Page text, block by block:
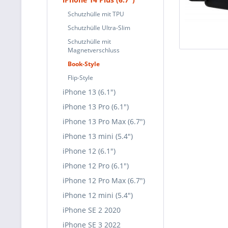
Schutzhülle mit TPU
Schutzhülle Ultra-Slim
Schutzhülle mit
Magnetverschluss
Book-Style
Flip-Style
iPhone 13 (6.1")
iPhone 13 Pro (6.1")
iPhone 13 Pro Max (6.7")
iPhone 13 mini (5.4")
iPhone 12 (6.1")
iPhone 12 Pro (6.1")
iPhone 12 Pro Max (6.7")
iPhone 12 mini (5.4")
iPhone SE 2 2020
iPhone SE 3 2022